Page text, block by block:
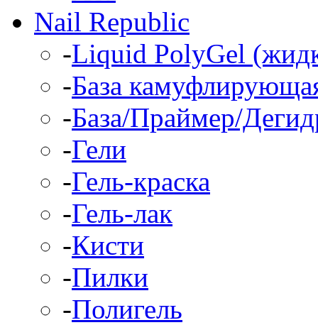
Nail Republic
-Liquid PolyGel
-База
-База/Праймер/
-Гели
-Гель-краска
-Гель-лак
-Кисти
-Пилки
-Полигель